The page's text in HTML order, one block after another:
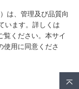
は、管理及び品質向
います。詳しくは
覧ください。本サイ
使用に同意くださ